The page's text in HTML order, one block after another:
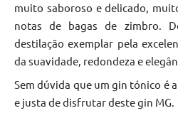
muito saboroso e delicado,
notas de bagas de zimbro.
destilação exemplar pela
da suavidade, redondeza e
Sem dúvida que um gin tónico é
e justa de disfrutar deste gin MG.